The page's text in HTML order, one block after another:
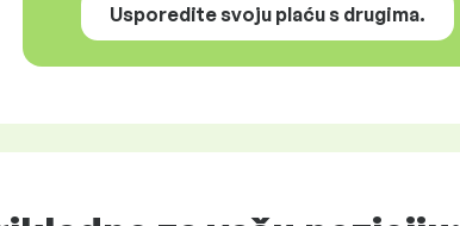
Usporedite svoju plaću s drugima.